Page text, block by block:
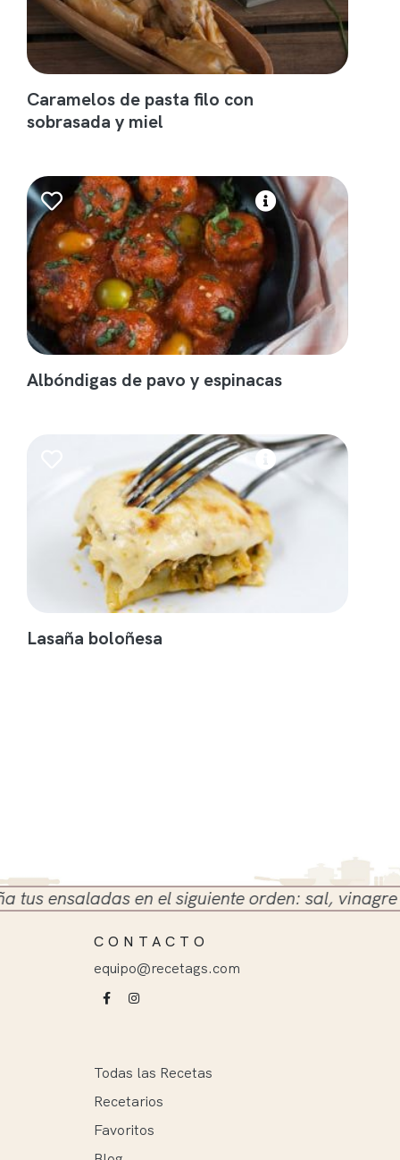
Caramelos de pasta filo con
sobrasada y miel
Albóndigas de pavo y espinacas
Lasaña boloñesa
en el siguiente orden: sal, vinagre y
CONTACTO
equipo@recetags.com
Todas las Recetas
Recetarios
Favoritos